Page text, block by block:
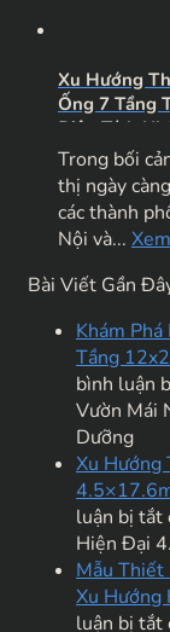
Xu Hướng
Ống 7 Tầng
Diện Tích
Ưu Dòng
Trong bối
thị ngày
các thành
Nội và...
Bài Viết Gần
Khám
Tầng
bình luận
Vườn Mái
Dưỡng
Xu Hướng
luận bị tắt
Hiện Đại
Mẫu
Xu Hướng
luận bị tắt